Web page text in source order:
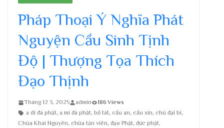
Pháp Thoại Ý Nghĩa Phát
Nguyện Cầu Sinh Tịnh
Độ | Thượng Tọa Thích
Đạo Thịnh
Tháng 12 3, 2025 admin
186 Views
a di đà phật, a mi đà phật, bồ tát, cầu an, cầu xin, chú đại bi,
Chùa Khai Nguyên, chùa tản viên, đạo Phật, đức phật,